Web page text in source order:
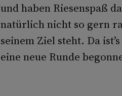
und haben Riesenspaß
natürlich nicht so gern
seinem Ziel steht. Da
eine neue Runde